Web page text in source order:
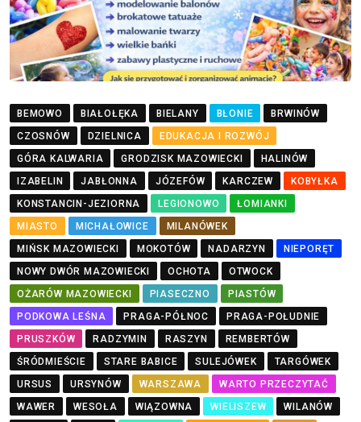
BEMOWO BIAŁOŁĘKA BIELANY BŁONIE
BRWINÓW
CZOSNÓW
DZIELNICA
EDUKACJA I ROZWÓJ
GÓRA KALWARIA
GRODZISK MAZOWIECKI
HALINÓW
IZABELIN
JABŁONNA JÓZEFÓW KARCZEW
KOBYŁKA
KONSTANCIN-JEZIORNA
LEGIONOWO
ŁOMIANKI
MIASTO
MICHAŁOWICE
MILANÓWEK
MIŃSK MAZOWIECKI
MOKOTÓW NADARZYN
NIEPORĘT
NOWY DWÓR MAZOWIECKI
OCHOTA
OTWOCK
OŻARÓW MAZOWIECKI
PIASECZNO
PIASTÓW
PODKOWA LEŚNA
PRAGA-PÓŁNOC
PRAGA-POŁUDNIE
PRUSZKÓW
RADZYMIN RASZYN
REMBERTÓW
ŚRÓDMIEŚCIE
STARE BABICE SULEJÓWEK
TARGÓWEK
URSUS
URSYNÓW WARSZAWA
WARTO PRZECZYTAĆ
WAWER
WESOŁA WIĄZOWNA WIELISZEW
WILANÓW